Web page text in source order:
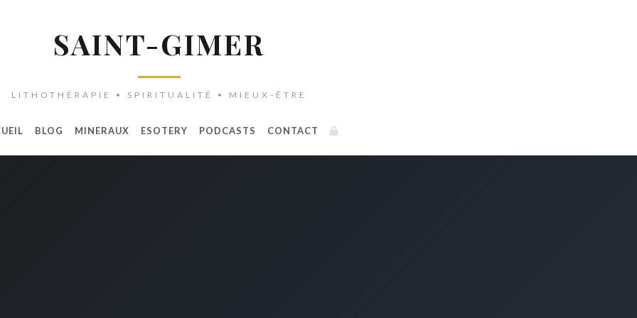
SAINT-GIMER
LITHOTHÉRAPIE • SPIRITUALITÉ • MIEUX-ÊTRE
BLOG MINERAUX ESOTERY PODCASTS CONTACT